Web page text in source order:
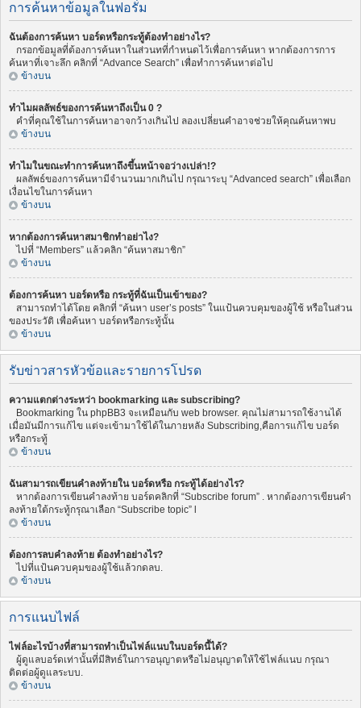
การค้นหาข้อมูลในฟอรั่ม
ฉันต้องการค้นหา บอร์ดหรือกระทู้ต้องทำอย่างไร?
กรอกข้อมูลที่ต้องการค้นหาในส่วนทที่กำหนดไว้เพื่อการค้นหา หากต้องการการ
ค้นหาที่เจาะลึก คลิกที่ “Advance Search” เพื่อทำการค้นหาต่อไป
ข้างบน
ทำไมผลลัพธ์ของการค้นหาถึงเป็น 0 ?
คำที่คุณใช้ในการค้นหาอาจกว้างเกินไป ลองเปลี่ยนคำอาจช่วยให้คุณค้นหาพบ
ข้างบน
ทำไมในขณะทำการค้นหาถึงขึ้นหน้าจอว่างเปล่า!?
ผลลัพธ์ของการค้นหามีจำนวนมากเกินไป กรุณาระบุ “Advanced search” เพื่อเลือก
เงื่อนไขในการค้นหา
ข้างบน
หากต้องการค้นหาสมาชิกทำอย่าไง?
ไปที่ “Members” แล้วคลิก “ค้นหาสมาชิก”
ข้างบน
ต้องการค้นหา บอร์ดหรือ กระทู้ที่ฉันเป็นเข้าของ?
สามารถทำได้โดย คลิกที่ “ค้นหา user’s posts” ในแป้นควบคุมของผู้ใช้ หรือในส่วน
ของประวัติ เพื่อค้นหา บอร์ดหรือกระทู้นั้น
ข้างบน
รับข่าวสารหัวข้อและรายการโปรด
ความแตกต่างระหว่า bookmarking และ subscribing?
Bookmarking ใน phpBB3 จะเหมือนกับ web browser. คุณไม่สามารถใช้งานได้
เมื่อมันมีการแก้ไข แต่จะเข้ามาใช้ได้ในภายหลัง Subscribing,คือการแก้ไข บอร์ด
หรือกระทู้
ข้างบน
ฉันสามารถเขียนคำลงท้ายใน บอร์ดหรือ กระทู้ได้อย่างไร?
หากต้องการเขียนคำลงท้าย บอร์ดคลิกที่ “Subscribe forum” . หากต้องการเขียนคำ
ลงท้ายใต้กระทู้กรุณาเลือก “Subscribe topic” l
ข้างบน
ต้องการลบคำลงท้าย ต้องทำอย่างไร?
ไปที่แป้นควบคุมของผู้ใช้แล้วกดลบ.
ข้างบน
การแนบไฟล์
ไฟล์อะไรบ้างที่สามารถทำเป็นไฟล์แนบในบอร์ดนี้ได้?
ผู้ดูแลบอร์ดเท่านั้นที่มีสิทธ์ในการอนุญาตหรือไม่อนุญาตให้ใช้ไฟล์แนบ กรุณา
ติดต่อผู้ดูแลระบบ.
ข้างบน